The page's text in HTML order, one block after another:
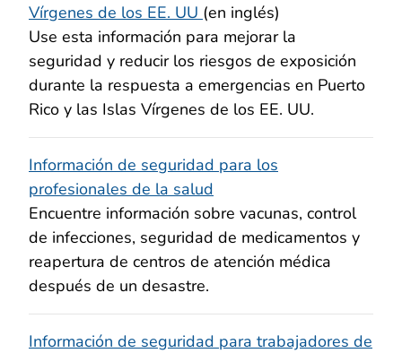
Vírgenes de los EE. UU (en inglés)
Use esta información para mejorar la
seguridad y reducir los riesgos de exposición
durante la respuesta a emergencias en Puerto
Rico y las Islas Vírgenes de los EE. UU.
Información de seguridad para los
profesionales de la salud
Encuentre información sobre vacunas, control
de infecciones, seguridad de medicamentos y
reapertura de centros de atención médica
después de un desastre.
Información de seguridad para trabajadores de